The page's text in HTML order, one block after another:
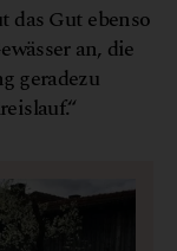
das Gut ebenso
an, die
geradezu